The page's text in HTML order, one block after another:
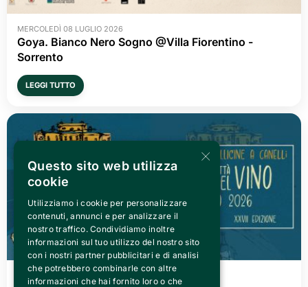
MERCOLEDÌ 08 LUGLIO 2026
Goya. Bianco Nero Sogno @Villa Fiorentino -
Sorrento
LEGGI TUTTO
VENERDÌ 03 LUGLIO 2026
×
Questo sito web utilizza
cookie
Utilizziamo i cookie per personalizzare
contenuti, annunci e per analizzare il
nostro traffico. Condividiamo inoltre
informazioni sul tuo utilizzo del nostro sito
con i nostri partner pubblicitari e di analisi
che potrebbero combinarle con altre
informazioni che hai fornito loro o che